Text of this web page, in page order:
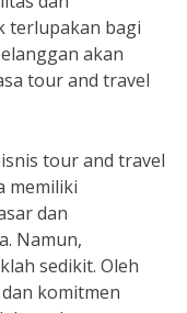
terlupakan bagi
akan
tour and travel
tour and travel
memiliki
dan
Namun,
sedikit. Oleh
komitmen